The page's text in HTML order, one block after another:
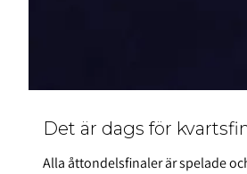
Det är dags för
Alla åttondelsfinaler är spelade